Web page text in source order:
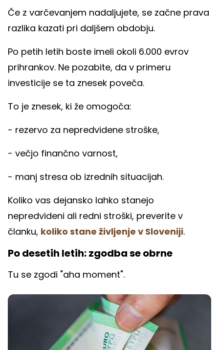
Če z varčevanjem nadaljujete, se začne prava
razlika kazati pri daljšem obdobju.
Po petih letih boste imeli okoli 6.000 evrov
prihrankov. Ne pozabite, da v primeru
investicije se ta znesek poveča.
To je znesek, ki že omogoča:
- rezervo za nepredvidene stroške,
- večjo finančno varnost,
- manj stresa ob izrednih situacijah.
Koliko vas dejansko lahko stanejo
nepredvideni ali redni stroški, preverite v
članku, koliko stane življenje v Sloveniji.
Po desetih letih: zgodba se obrne
Tu se zgodi "aha moment".